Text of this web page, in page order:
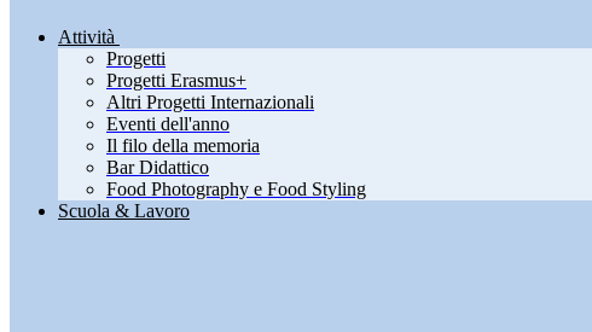
Attività
Progetti
Progetti Erasmus+
Altri Progetti Internazionali
Eventi dell'anno
Il filo della memoria
Bar Didattico
Food Photography e Food Styling
Scuola & Lavoro